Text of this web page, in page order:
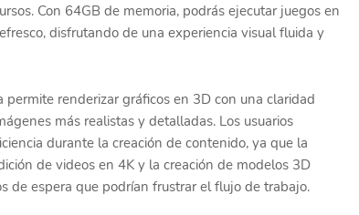
Con 64GB de memoria, podrás ejecutar juegos en
disfrutando de una experiencia visual fluida y
renderizar gráficos en 3D con una claridad
más realistas y detalladas. Los usuarios
durante la creación de contenido, ya que la
de videos en 4K y la creación de modelos 3D
de espera que podrían frustrar el flujo de trabajo.